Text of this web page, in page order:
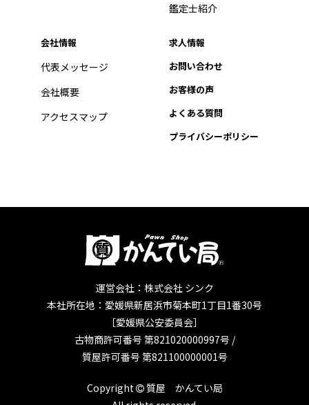
鑑定士紹介
会社情報
代表メッセージ
会社概要
アクセスマップ
求人情報
お問い合わせ
お客様の声
よくある質問
プライバシーポリシー
運営会社：株式会社 シンク
本社所在地：愛媛県新居浜市菊本町1丁目1番30号
［愛媛県公安委員会］
古物商許可番号 第821020000997号 /
質屋許可番号 第821100000001号
Copyright
質屋 かんてい局